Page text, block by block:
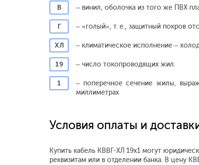
В
– винил, оболочка из того же ПВХ
Г – «голый», т. е., защитный покров
ХЛ – климатическое исполнение –
19 – число токопроводящих жил.
1
– поперечное сечение жилы,
миллиметрах
Условия оплаты и
Купить кабель КВВГ-ХЛ 19х1 могут
реквизитам или в отделении банка. В цену